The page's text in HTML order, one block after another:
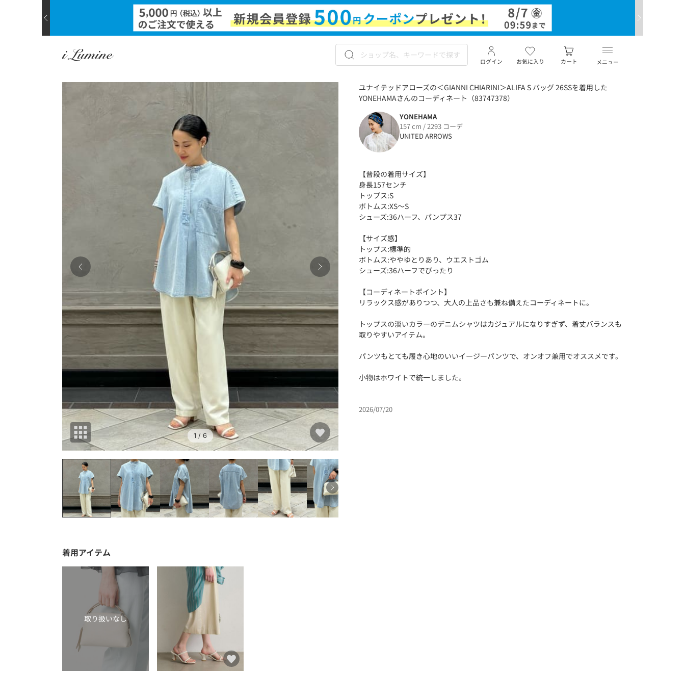
メニュー
お気に入り
ログイン カート
1 / 6
ユナイテッドアローズの＜GIANNI CHIARINI＞ALIFA S バッグ 26SSを着用した
YONEHAMAさんのコーディネート（83747378）
YONEHAMA
157 cm / 2293 コーデ
UNITED ARROWS
【普段の着用サイズ】
身長157センチ
トップス:S
ボトムス:XS〜S
シューズ:36ハーフ、パンプス37
【サイズ感】
トップス:標準的
ボトムス:ややゆとりあり、ウエストゴム
シューズ:36ハーフでぴったり
【コーディネートポイント】
リラックス感がありつつ、大人の上品さも兼ね備えたコーディネートに。
トップスの淡いカラーのデニムシャツはカジュアルになりすぎず、着丈バランスも
取りやすいアイテム。
パンツもとても履き心地のいいイージーパンツで、オンオフ兼用でオススメです。
小物はホワイトで統一しました。
2026/07/20
着用アイテム
取り扱いなし